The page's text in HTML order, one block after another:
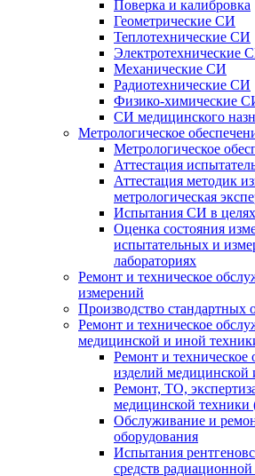
Поверка и калибровка
Геометрические СИ
Теплотехнические СИ
Электротехнические
Механические СИ
Радиотехнические СИ
Физико-химические
СИ медицинского
Метрологическое
Метрологическое
Аттестация
Аттестация методик
метрологическая
Испытания СИ в
Оценка состояния
испытательных и
лабораториях
Ремонт и техническое
измерений
Производство стандартных
Ремонт и техническое
медицинской и иной
Ремонт и техническое
изделий медицинской
Ремонт, ТО,
медицинской
Обслуживание и
оборудования
Испытания
средств